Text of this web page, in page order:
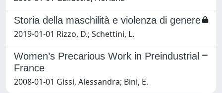
Storia della maschilità e violenza di genere
2019-01-01 Rizzo, D.; Schettini, L.
Women’s Precarious Work in Preindustrial
France
2008-01-01 Gissi, Alessandra; Bini, E.